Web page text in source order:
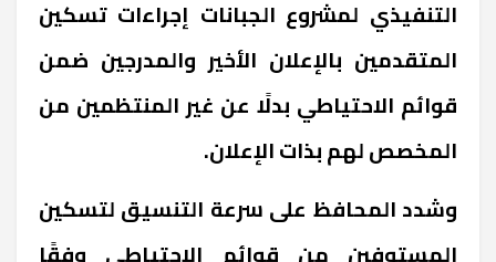
التنفيذي لمشروع الجبانات إجراءات تسكين
المتقدمين بالإعلان الأخير والمدرجين ضمن
قوائم الاحتياطي بدلًا عن غير المنتظمين من
المخصص لهم بذات الإعلان.
وشدد المحافظ على سرعة التنسيق لتسكين
المستوفين من قوائم الاحتياطي وفقًا